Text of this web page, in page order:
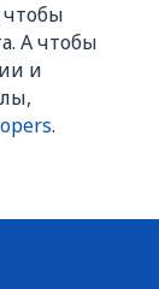
чтобы
А чтобы
и
.